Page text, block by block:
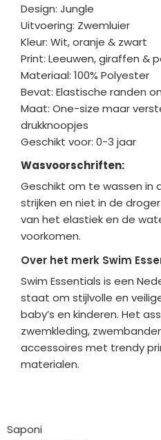
Design: Jungle
Uitvoering: Zwemluier
Kleur: Wit, oranje & zwart
Print: Leeuwen, giraffen &
Materiaal: 100% Polyester
Bevat: Elastische randen
Maat: One-size maar
drukknoopjes
Geschikt voor: 0-3 jaar
Wasvoorschriften:
Geschikt om te wassen in
strijken en niet in de
van het elastiek en de
voorkomen.
Over het merk Swim
Swim Essentials is een
staat om stijlvolle en
baby’s en kinderen. Het
zwemkleding,
accessoires met trendy
materialen.
Saponi